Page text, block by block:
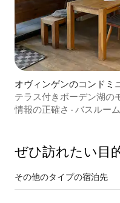
オヴィンゲンのコンドミ
テラス付きボーデン湖の
情報の正確さ · バスルーム
ぜひ訪⁠れ⁠た⁠い目⁠
その他のタ⁠イ⁠プ⁠の宿⁠泊⁠先